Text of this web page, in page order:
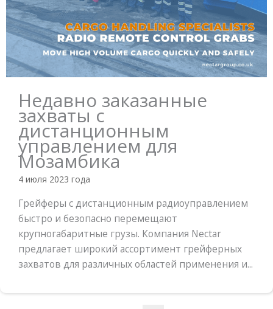
Недавно заказанные
захваты с
дистанционным
управлением для
Мозамбика
4 июля 2023 года
Грейферы с дистанционным радиоуправлением
быстро и безопасно перемещают
крупногабаритные грузы. Компания Nectar
предлагает широкий ассортимент грейферных
захватов для различных областей применения и...